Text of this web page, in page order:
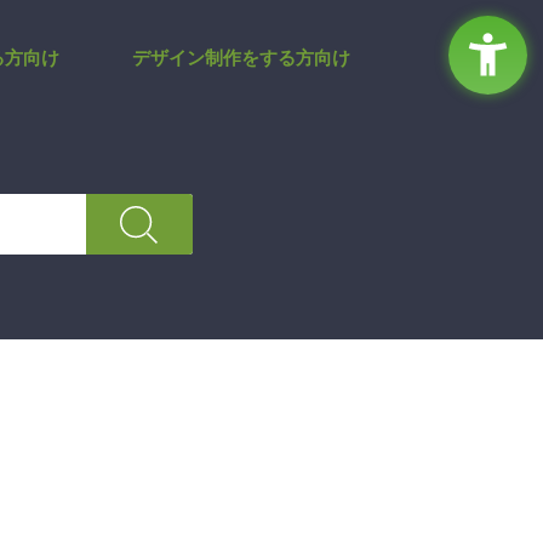
方向け デザイン制作をする方向け